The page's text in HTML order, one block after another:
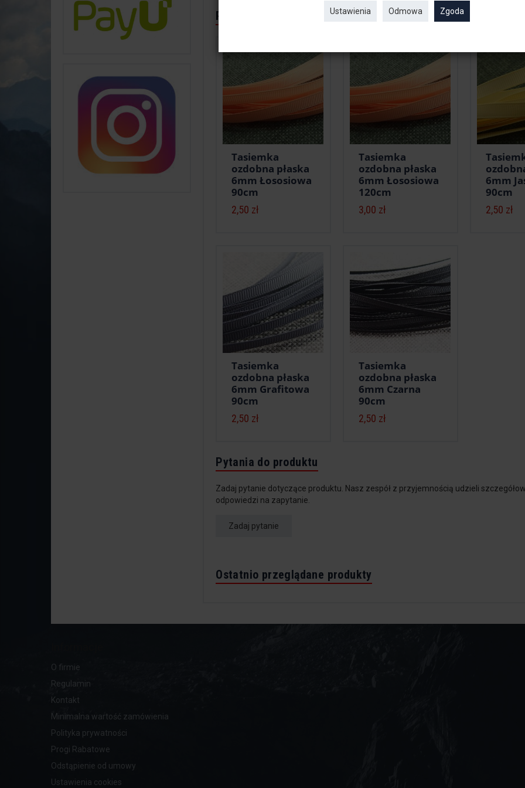
Polecane produkty
Tasiemka
ozdobna płaska
6mm Łososiowa
90cm
2,50 zł
Tasiemka
ozdobna płaska
6mm Łososiowa
120cm
3,00 zł
6mm
90cm
2,50 zł
Tasiemka
ozdobna płaska
6mm Grafitowa
90cm
2,50 zł
Tasiemka
ozdobna płaska
6mm Czarna
90cm
2,50 zł
Pytania do produktu
Zadaj pytanie dotyczące produktu. Nasz zespół z przyjemnością udzieli
odpowiedzi na zapytanie.
Zadaj pytanie
Ostatnio przeglądane produkty
O firmie
Regulamin
Kontakt
Minimalna wartość zamówienia
Polityka prywatności
Progi Rabatowe
Odstąpienie od umowy
Ustawienia cookies
Ustawienia Odmowa Zgoda